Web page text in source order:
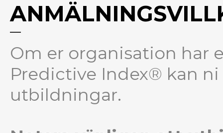
Om er organisation har
Predictive Index® kan
utbildningar.